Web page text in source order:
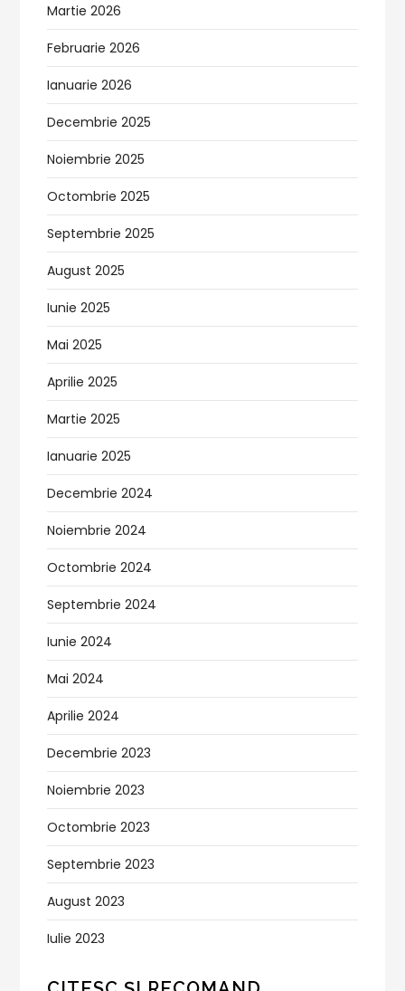
Martie 2026
Februarie 2026
Ianuarie 2026
Decembrie 2025
Noiembrie 2025
Octombrie 2025
Septembrie 2025
August 2025
Iunie 2025
Mai 2025
Aprilie 2025
Martie 2025
Ianuarie 2025
Decembrie 2024
Noiembrie 2024
Octombrie 2024
Septembrie 2024
Iunie 2024
Mai 2024
Aprilie 2024
Decembrie 2023
Noiembrie 2023
Octombrie 2023
Septembrie 2023
August 2023
Iulie 2023